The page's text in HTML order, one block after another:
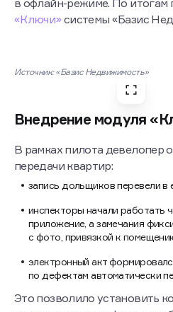
Подход к выбору
изучил несколько вариантов;
протестировал их в реальных
Ключевое требование —
в офлайн-режиме. По итогам
«Ключи» системы «Базис